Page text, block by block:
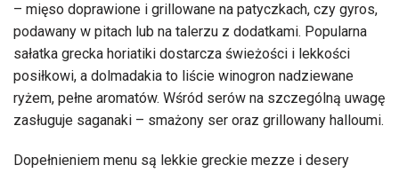
– mięso doprawione i grillowane na patyczkach, czy gyros,
podawany w pitach lub na talerzu z dodatkami. Popularna
sałatka grecka horiatiki dostarcza świeżości i lekkości
posiłkowi, a dolmadakia to liście winogron nadziewane
ryżem, pełne aromatów. Wśród serów na szczególną uwagę
zasługuje saganaki – smażony ser oraz grillowany halloumi.
Dopełnieniem menu są lekkie greckie mezze i desery